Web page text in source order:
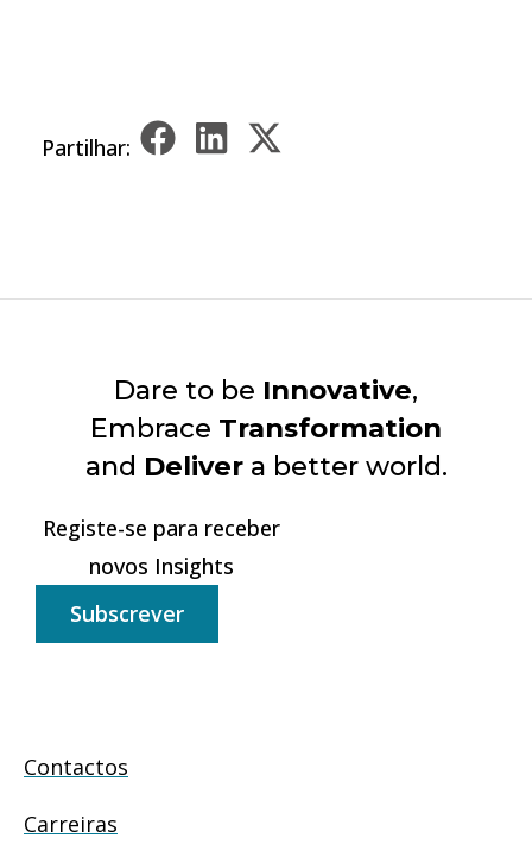
Partilhar:
Dare to be Innovative,
Embrace Transformation
and Delivera better world.
Registe-se para receber
novos Insights
Subscrever
Contactos
Carreiras